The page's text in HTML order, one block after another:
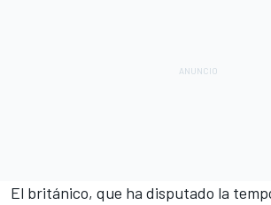
El británico, que ha disputado la